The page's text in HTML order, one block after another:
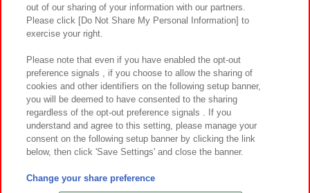
プライバシーポリシー ウェブアクセシビリティ方針と検証結果
お取引先さまとともに
カスタマーハラスメント対応方針 よくあるご質問・お問い合わせ
©Bandai Namco Amusement Inc.
©Bandai Namco Amusement Lab Inc.
out of our sharing of your information with our partners.
Please click [Do Not Share My Personal Information] to
exercise your right.
Please note that even if you have enabled the opt-out
preference signals , if you choose to allow the sharing of
cookies and other identifiers on the following setup banner,
you will be deemed to have consented to the sharing
regardless of the opt-out preference signals . If you
understand and agree to this setting, please manage your
consent on the following setup banner by clicking the link
below, then click 'Save Settings' and close the banner.
Change your share preference